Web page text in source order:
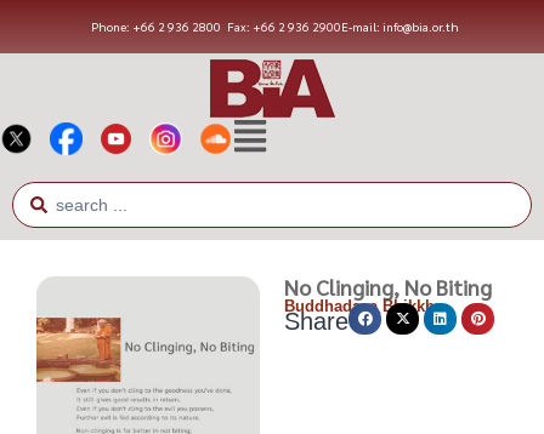
Phone: +66 2 936 2800 Fax: +66 2 936 2900E-mail: info@bia.or.th
No Clinging, No Biting
Buddhadasa Bhikkhu
Share